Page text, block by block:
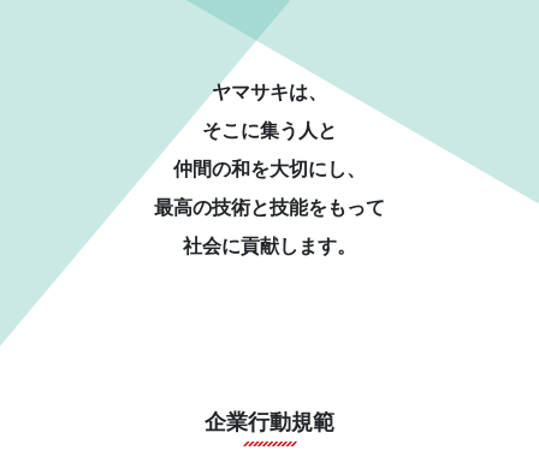
ヤマサキは、
そこに集う人と
仲間の和を大切にし、
最高の技術と技能をもって
社会に貢献します。
企業行動規範